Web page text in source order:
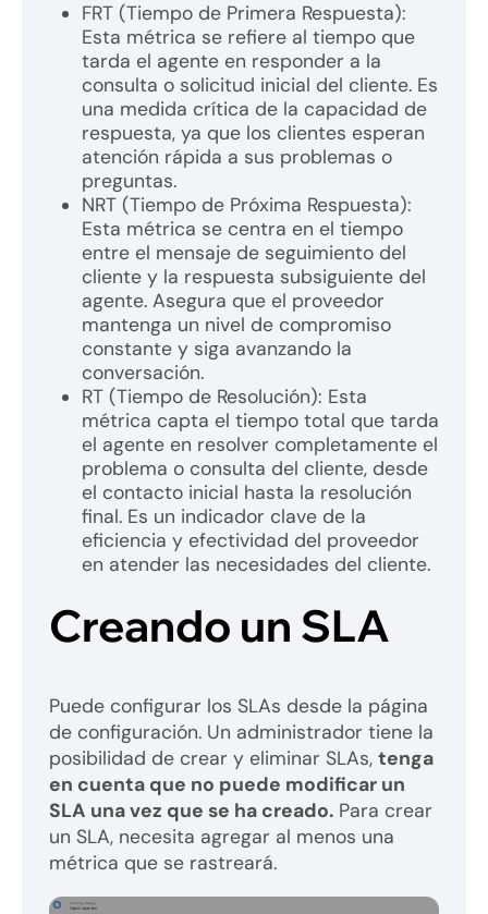
FRT (Tiempo de Primera Respuesta):
Esta métrica se refiere al tiempo que
tarda el agente en responder a la
consulta o solicitud inicial del cliente. Es
una medida crítica de la capacidad de
respuesta, ya que los clientes esperan
atención rápida a sus problemas o
preguntas.
NRT (Tiempo de Próxima Respuesta):
Esta métrica se centra en el tiempo
entre el mensaje de seguimiento del
cliente y la respuesta subsiguiente del
agente. Asegura que el proveedor
mantenga un nivel de compromiso
constante y siga avanzando la
conversación.
RT (Tiempo de Resolución): Esta
métrica capta el tiempo total que tarda
el agente en resolver completamente el
problema o consulta del cliente, desde
el contacto inicial hasta la resolución
final. Es un indicador clave de la
eficiencia y efectividad del proveedor
en atender las necesidades del cliente.
Creando un SLA
Puede configurar los SLAs desde la página
de configuración. Un administrador tiene la
posibilidad de crear y eliminar SLAs, tenga
en cuenta que no puede modificar un
SLA una vez que se ha creado. Para crear
un SLA, necesita agregar al menos una
métrica que se rastreará.